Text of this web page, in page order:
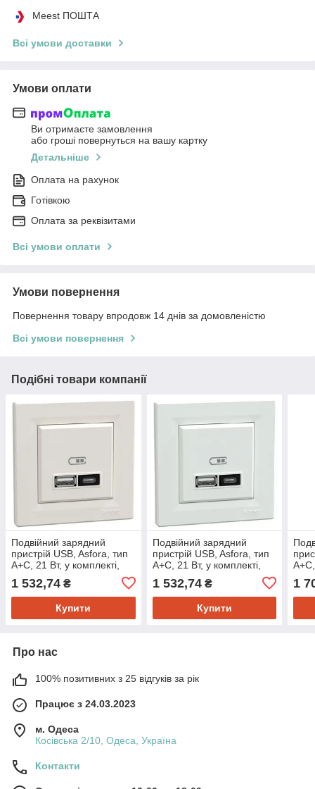
Meest ПОШТА
Всі умови доставки
Умови оплати
Ви отримаєте замовлення
або гроші повернуться на вашу картку
Детальніше
Оплата на рахунок
Готівкою
Оплата за реквізитами
Всі умови оплати
Умови повернення
Повернення товару впродовж 14 днів за домовленістю
Всі умови повернення
Подібні товари компанії
Подвійний зарядний
пристрій USB, Asfora, тип
A+C, 21 Вт, у комплекті,
1 532,74 ₴
Купити
Подвійний зарядний
пристрій USB, Asfora, тип
A+C, 21 Вт, у комплекті,
1 532,74₴
Купити
1
Про нас
100% позитивних з 25 відгуків за рік
Працює з 24.03.2023
м. Одеса
Косівська 2/10, Одеса, Україна
Контакти